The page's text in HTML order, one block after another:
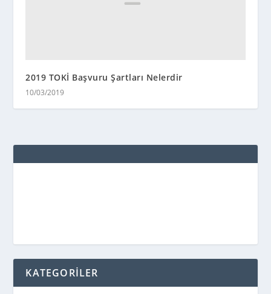
2019 TOKİ Başvuru Şartları Nelerdir
10/03/2019
KATEGORİLER